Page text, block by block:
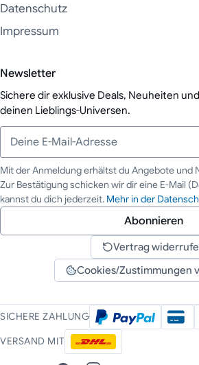
Datenschutz
Impressum
Newsletter
Sichere dir exklusive Deals, Neuheiten
deinen Lieblings-Universen.
Deine E-Mail-Adresse
Mit der Anmeldung erhältst du Angebote und
Zur Bestätigung schicken wir dir eine E-Mail
kannst du dich jederzeit. Mehr in der
Abonnieren
Vertrag
Cookies/Zustimmungen
SICHERE ZAHLUNG
VERSAND MIT